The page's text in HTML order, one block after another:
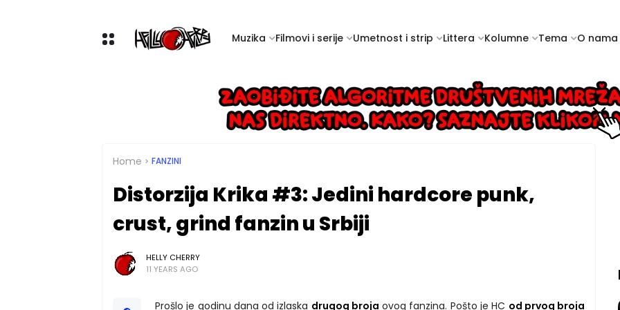
Muzika Filmovi i serije Umetnost i strip Littera Kolumne Tema O nama
Home FANZINI
Distorzija Krika #3: Jedini hardcore punk,
crust, grind fanzin u Srbiji
HELLY CHERRY
11 YEARS AGO
Prošlo je godinu dana od izlaska drugog broja ovog fanzina. Pošto je HC od prvog broja